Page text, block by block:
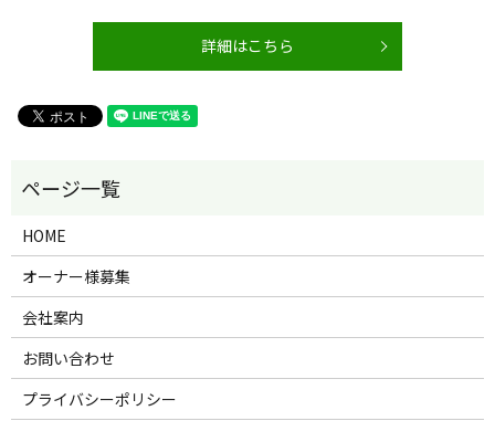
詳細はこちら
HOME
オーナー様募集
会社案内
お問い合わせ
プライバシーポリシー